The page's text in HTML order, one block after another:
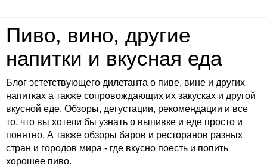
Пиво, вино, другие
напитки и вкусная еда
Блог эстетствующего дилетанта о пиве, вине и других
напитках а также сопровождающих их закусках и другой
вкусной еде. Обзоры, дегустации, рекомендации и все
то, что вы хотели бы узнать о выпивке и еде просто и
понятно. А также обзоры баров и ресторанов разных
стран и городов мира - где вкусно поесть и попить
хорошее пиво.